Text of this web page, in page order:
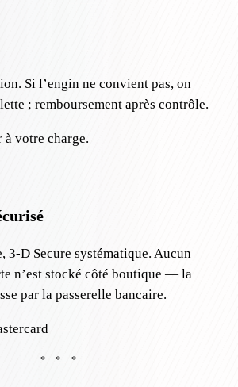
Si l’engin ne convient pas, on
; remboursement après contrôle.
à votre charge.
3-D Secure systématique. Aucun
n’est stocké côté boutique — la
par la passerelle bancaire.
* * *